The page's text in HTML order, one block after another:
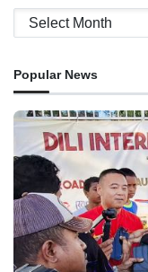
Archives
Popular News